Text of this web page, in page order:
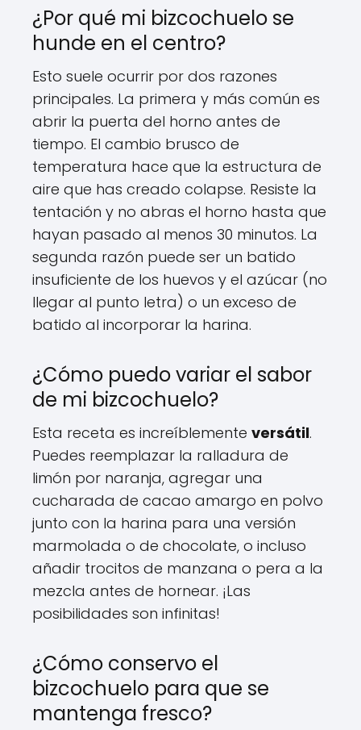
¿Por qué mi bizcochuelo se
hunde en el centro?
Esto suele ocurrir por dos razones
principales. La primera y más común es
abrir la puerta del horno antes de
tiempo. El cambio brusco de
temperatura hace que la estructura de
aire que has creado colapse. Resiste la
tentación y no abras el horno hasta que
hayan pasado al menos 30 minutos. La
segunda razón puede ser un batido
insuficiente de los huevos y el azúcar (no
llegar al punto letra) o un exceso de
batido al incorporar la harina.
¿Cómo puedo variar el sabor
de mi bizcochuelo?
Esta receta es increíblemente versátil.
Puedes reemplazar la ralladura de
limón por naranja, agregar una
cucharada de cacao amargo en polvo
junto con la harina para una versión
marmolada o de chocolate, o incluso
añadir trocitos de manzana o pera a la
mezcla antes de hornear. ¡Las
posibilidades son infinitas!
¿Cómo conservo el
bizcochuelo para que se
mantenga fresco?